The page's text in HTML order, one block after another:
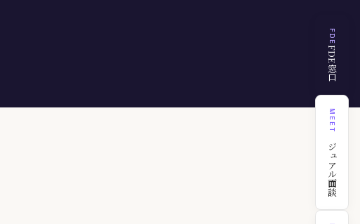
FDE
FDE窓口
MEET
カジュアル面談